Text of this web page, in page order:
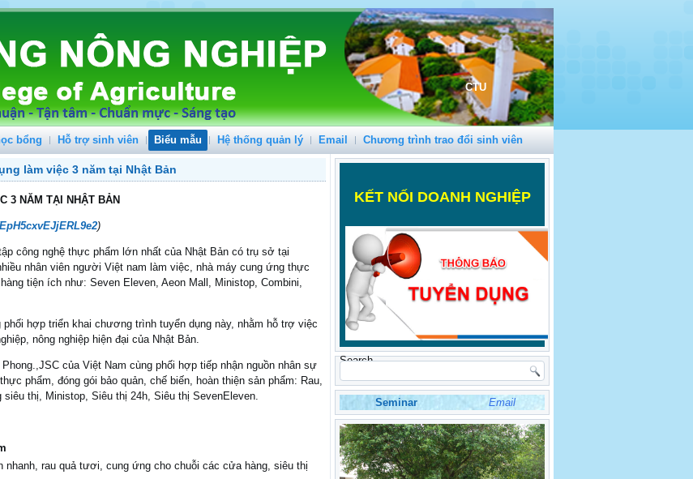
CTU
bổng Hỗ trợ sinh viên Biểu mẫu Hệ thống quản lý Email Chương trình trao đổi sinh viên
làm việc 3 năm tại Nhật Bản
3 NĂM TẠI NHẬT BẢN
)
công nghệ thực phẩm lớn nhất của Nhật Bản có trụ sở tại
nhân viên người Việt nam làm việc, nhà máy cung ứng thực
tiện ích như: Seven Eleven, Aeon Mall, Ministop, Combini,
hợp triển khai chương trình tuyển dụng này, nhằm hỗ trợ việc
nông nghiệp hiện đại của Nhật Bản.
của Việt Nam cùng phối hợp tiếp nhận nguồn nhân sự
phẩm, đóng gói bảo quản, chế biến, hoàn thiện sản phẩm: Rau,
thị, Ministop, Siêu thị 24h, Siêu thị SevenEleven.
rau quả tươi, cung ứng cho chuỗi các cửa hàng, siêu thị
KẾT NỐI DOANH NGHIỆP
Search
Seminar Email